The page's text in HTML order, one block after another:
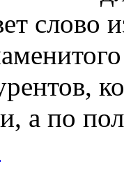
слово
а по